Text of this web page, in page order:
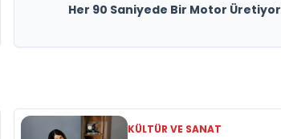
Her 90 Saniyede Bir Motor Üretiyor
KÜLTÜR VE SANAT